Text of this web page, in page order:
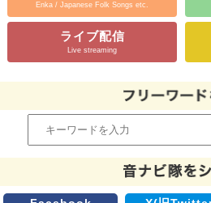
Enka / Japanese Folk Songs etc.
ライブ配信
Live streaming